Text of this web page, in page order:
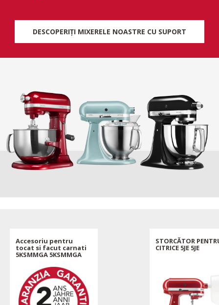
DESCOPERIȚI MIXERELE NOASTRE CU SUPORT
Accesoriu pentru
tocat si facut carnati
5KSMMGA 5KSMMGA
STORCĂTOR
CITRICE 5JE 5JE